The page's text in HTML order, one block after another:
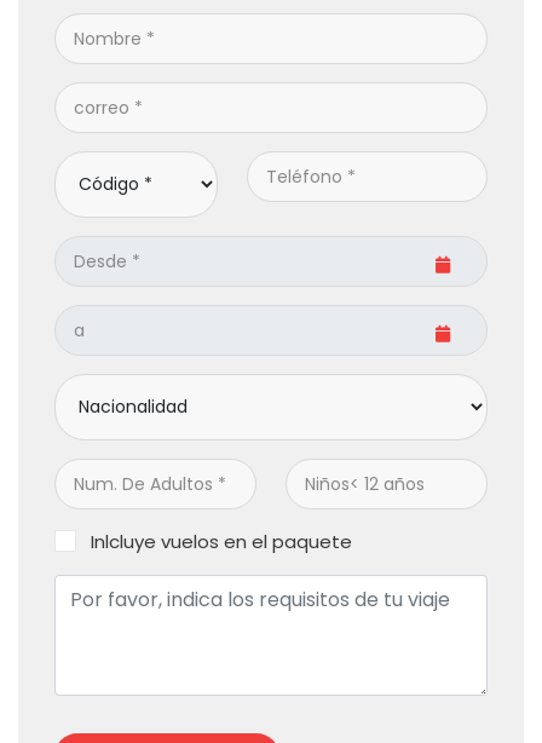
Inlcluye vuelos en el paquete